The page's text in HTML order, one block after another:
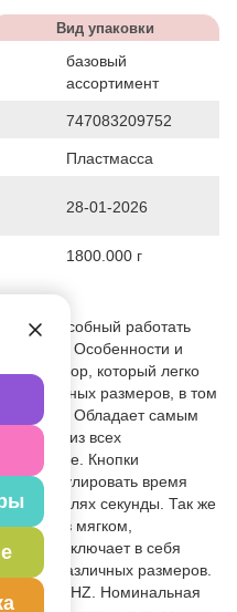
Вид упаковки
базовый
ассортимент
747083209752
Пластмасса
28-01-2026
1800.000 г
способный работать
Особенности и
который легко
заданных размеров, в том
и 160Q. Обладает самым
потока из всех
на рынке. Кнопки
отрегулировать время
долях секунды. Так же
в мягком,
чехле. Включает в себя
различных размеров.
240V/50HZ. Номинальная